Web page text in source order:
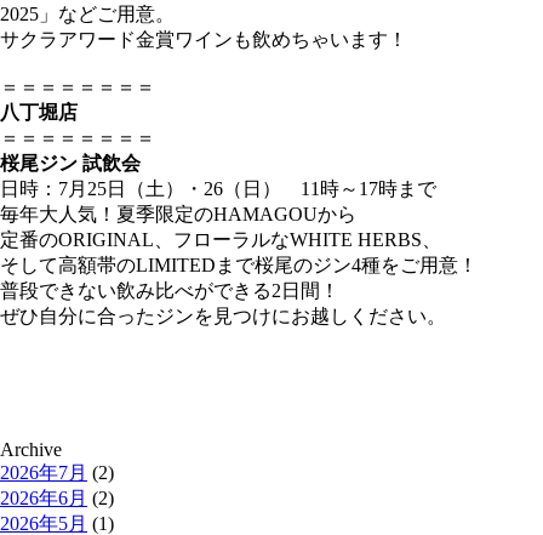
2025」などご用意。
サクラアワード金賞ワインも飲めちゃいます！
＝＝＝＝＝＝＝＝
八丁堀店
＝＝＝＝＝＝＝＝
桜尾ジン 試飲会
日時：7月25日（土）・26（日） 11時～17時まで
毎年大人気！夏季限定のHAMAGOUから
定番のORIGINAL、フローラルなWHITE HERBS、
そして高額帯のLIMITEDまで桜尾のジン4種をご用意！
普段できない飲み比べができる2日間！
ぜひ自分に合ったジンを見つけにお越しください。
Archive
2026年7月 (2)
2026年6月 (2)
2026年5月 (1)